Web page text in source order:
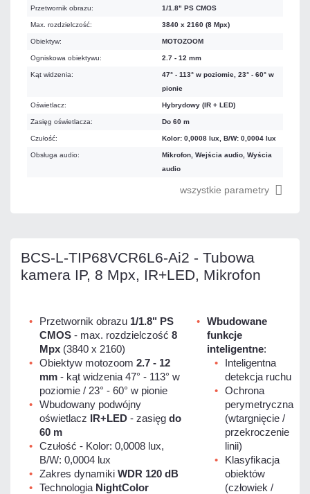
Przetwornik obrazu: 1/1.8" PS CMOS
Max. rozdzielczość: 3840 x 2160 (8 Mpx)
Obiektyw: MOTOZOOM
Ogniskowa obiektywu: 2.7 - 12 mm
Kąt widzenia:
47° - 113° w poziomie, 23° - 60° w
pionie
Oświetlacz: Hybrydowy (IR + LED)
Zasięg oświetlacza: Do 60 m
Czułość: Kolor: 0,0008 lux, B/W: 0,0004 lux
Obsługa audio:
Mikrofon, Wejścia audio, Wyścia
audio
wszystkie parametry
BCS-L-TIP68VCR6L6-Ai2 - Tubowa
kamera IP, 8 Mpx, IR+LED, Mikrofon
Przetwornik obrazu 1/1.8" PS
CMOS - max. rozdzielczość 8
Mpx (3840 x 2160)
Obiektyw motozoom 2.7 - 12
mm - kąt widzenia 47° - 113° w
poziomie / 23° - 60° w pionie
Wbudowany podwójny
oświetlacz IR+LED - zasięg do
60 m
Czułość - Kolor: 0,0008 lux,
B/W: 0,0004 lux
Zakres dynamiki WDR 120 dB
Technologia NightColor
Wbudowane
funkcje
inteligentne:
Inteligentna
detekcja ruchu
Ochrona
perymetryczna
(wtargnięcie /
przekroczenie
linii)
Klasyfikacja
obiektów
(człowiek /